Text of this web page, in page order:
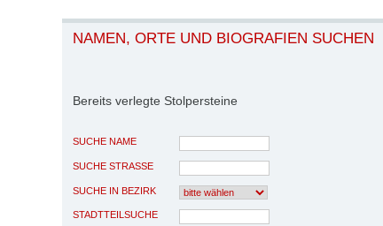
NAMEN, ORTE UND BIOGRAFIEN SUCHEN
Bereits verlegte Stolpersteine
SUCHE NAME
SUCHE STRASSE
SUCHE IN BEZIRK
STADTTEILSUCHE